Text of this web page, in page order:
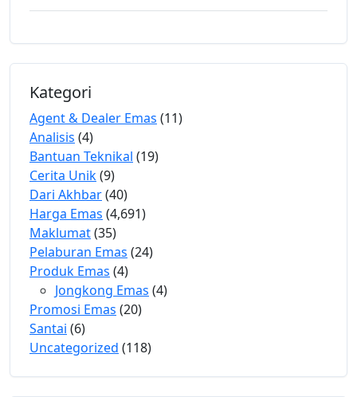
Kategori
Agent & Dealer Emas (11)
Analisis (4)
Bantuan Teknikal (19)
Cerita Unik(9)
Dari Akhbar(40)
Harga Emas (4,691)
Maklumat(35)
Pelaburan Emas (24)
Produk Emas (4)
Jongkong Emas (4)
Promosi Emas (20)
Santai (6)
Uncategorized (118)